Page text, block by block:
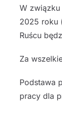
W związku
2025 roku
Ruścu
Za
Podstawa
pracy dla